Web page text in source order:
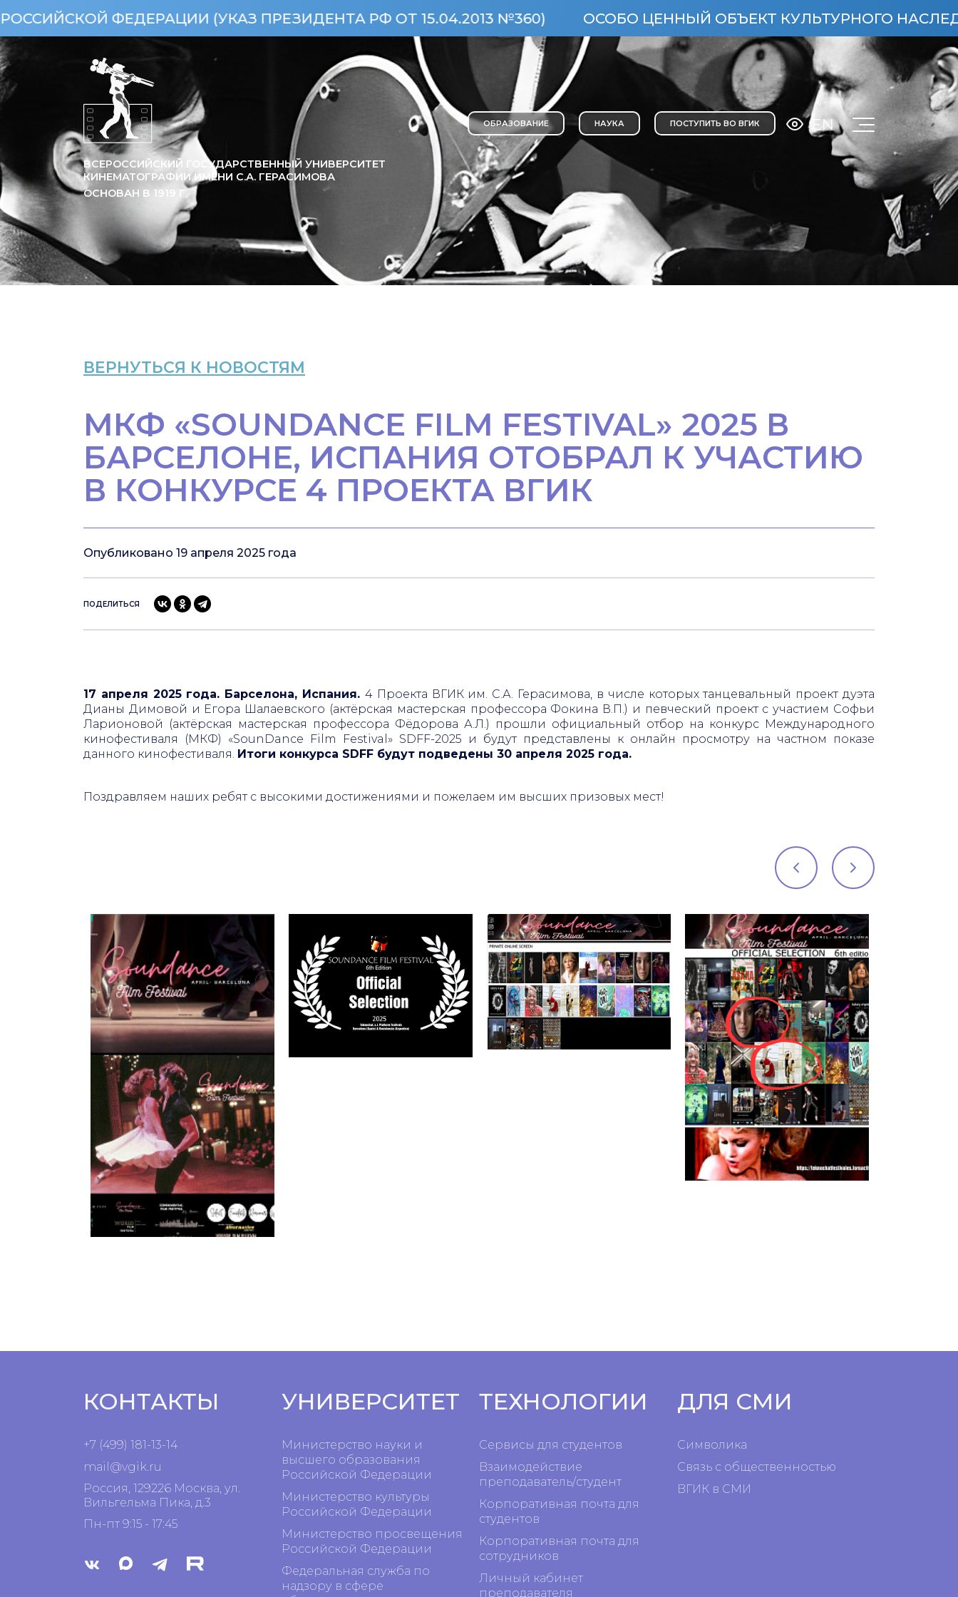
ФЕДЕРАЦИИ (УКАЗ ПРЕЗИДЕНТА РФ ОТ 15.04.2013 №360) ОСОБО ЦЕННЫЙ ОБЪЕКТ КУЛЬТУРНОГО НАСЛЕДИЯ
ВСЕРОССИЙСКИЙ ГОСУДАРСТВЕННЫЙ УНИВЕРСИТЕТ
КИНЕМАТОГРАФИИ ИМЕНИ С.А. ГЕРАСИМОВА
ОСНОВАН В 1919 Г.
ОБРАЗОВАНИЕ НАУКА ПОСТУПИТЬ ВО ВГИК EN
ВЕРНУТЬСЯ К НОВОСТЯМ
МКФ «SOUNDANCE FILM FESTIVAL» 2025 В
БАРСЕЛОНЕ, ИСПАНИЯ ОТОБРАЛ К УЧАСТИЮ
В КОНКУРСЕ 4 ПРОЕКТА ВГИК
Опубликовано 19 апреля 2025 года
ПОДЕЛИТЬСЯ
17 апреля 2025 года. Барселона, Испания. 4 Проекта ВГИК им. С.А. Герасимова, в числе которых танцевальный проект дуэта
Дианы Димовой и Егора Шалаевского (актёрская мастерская профессора Фокина В.П.) и певческий проект с участием Софьи
Ларионовой (актёрская мастерская профессора Фёдорова А.Л.) прошли официальный отбор на конкурс Международного
кинофестиваля (МКФ) «SounDance Film Festival» SDFF-2025 и будут представлены к онлайн просмотру на частном показе
данного кинофестиваля. Итоги конкурса SDFF будут подведены 30 апреля 2025 года.
Поздравляем наших ребят с высокими достижениями и пожелаем им высших призовых мест!
КОНТАКТЫ
+7 (499) 181-13-14
mail@vgik. ru
Россия, 129226 Москва, ул.
Вильгельма Пика, д.3
Пн-пт 9:15 - 17:45
УНИВЕРСИТЕТ
Министерство науки и
высшего образования
Российской Федерации
Министерство культуры
Российской Федерации
Министерство просвещения
Российской Федерации
Федеральная служба по
надзору в сфере
ТЕХНОЛОГИИ
Сервисы для студентов
Взаимодействие
преподаватель/студент
Корпоративная почта для
студентов
Корпоративная почта для
сотрудников
Личный кабинет
преподавателя
ДЛЯ СМИ
Символика
Связь с общественностью
ВГИК в СМИ